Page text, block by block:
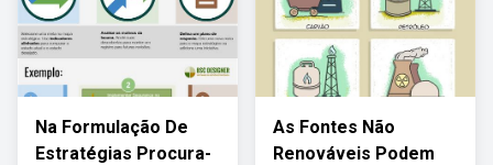
Na Formulação De
Estratégias Procura-
As Fontes Não
Renováveis Podem